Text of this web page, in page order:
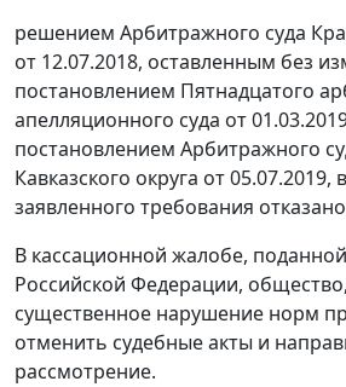
решением Арбитражного суда
от 12.07.2018, оставленным без
постановлением Пятнадцатого
апелляционного суда от
постановлением Арбитражного
Кавказского округа от 05.07.2019,
заявленного требования
В кассационной жалобе,
Российской Федерации,
существенное нарушение норм
отменить судебные акты и
рассмотрение.